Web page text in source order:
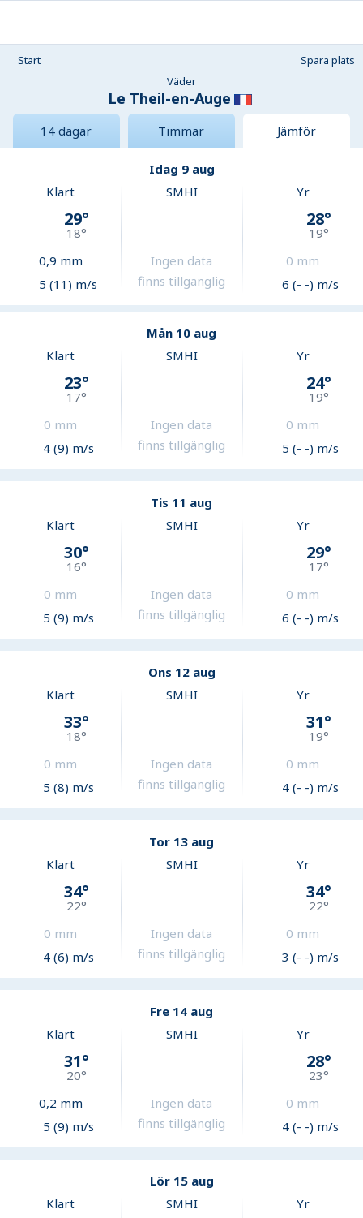
Start
Spara plats
Väder
Le Theil-en-Auge
14 dagar Timmar Jämför
Idag 9 aug
Klart
29°
18°
0,9 mm
5 (11) m/s
SMHI
Ingen data
finns tillgänglig
Yr
28°
19°
0 mm
6 (- -) m/s
Mån 10 aug
Klart
23°
17°
0 mm
4 (9) m/s
SMHI
Ingen data
finns tillgänglig
Yr
24°
19°
0 mm
5 (- -) m/s
Tis 11 aug
Klart
30°
16°
0 mm
5 (9) m/s
SMHI
Ingen data
finns tillgänglig
Yr
29°
17°
0 mm
6 (- -) m/s
Ons 12 aug
Klart
33°
18°
0 mm
5 (8) m/s
SMHI
Ingen data
finns tillgänglig
Yr
31°
19°
0 mm
4 (- -) m/s
Tor 13 aug
Klart
34°
22°
0 mm
4 (6) m/s
SMHI
Ingen data
finns tillgänglig
Yr
34°
22°
0 mm
3 (- -) m/s
Fre 14 aug
Klart
31°
20°
0,2 mm
5 (9) m/s
SMHI
Ingen data
finns tillgänglig
Yr
28°
23°
0 mm
4 (- -) m/s
Lör 15 aug
Klart
SMHI Yr